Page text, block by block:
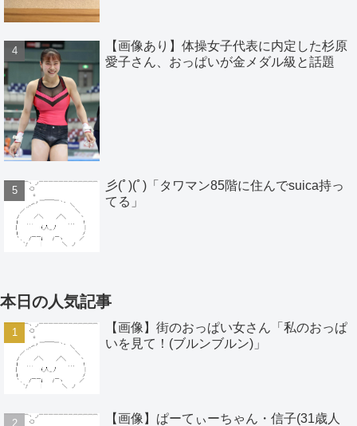
【画像あり】体操女子代表に内定した杉原
愛子さん、おっぱいが金メダル級と話題
彡(ﾟ)(ﾟ)「タワマン85階に住んでsuica持っ
てる」
本日の人気記事
【画像】街のおっぱい女さん「私のおっぱ
いを見て！(ブルンブルン)」
【画像】ぱーてぃーちゃん・信子(31歳人